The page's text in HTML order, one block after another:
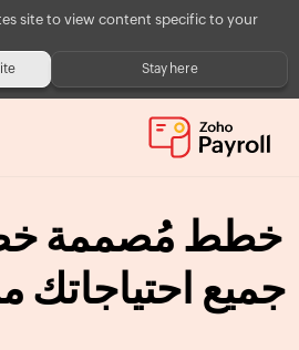
site to view content specific to your
Stay here
خطط مُصممة
جميع احتياجاتك